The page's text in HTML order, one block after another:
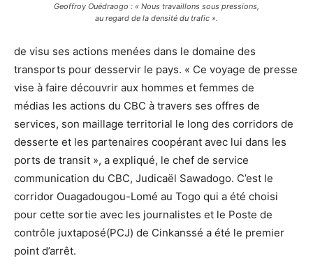
Geoffroy Ouédraogo : « Nous travaillons sous pressions,
au regard de la densité du trafic ».
de visu ses actions menées dans le domaine des
transports pour desservir le pays. « Ce voyage de presse
vise à faire découvrir aux hommes et femmes de
médias les actions du CBC à travers ses offres de
services, son maillage territorial le long des corridors de
desserte et les partenaires coopérant avec lui dans les
ports de transit », a expliqué, le chef de service
communication du CBC, Judicaël Sawadogo. C’est le
corridor Ouagadougou-Lomé au Togo qui a été choisi
pour cette sortie avec les journalistes et le Poste de
contrôle juxtaposé(PCJ) de Cinkanssé a été le premier
point d’arrêt.